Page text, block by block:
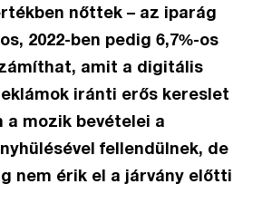
nőttek – az iparág
2022-ben pedig 6,7%-os
amit a digitális
iránti erős kereslet
a mozik bevételei a
fellendülnek, de
nem érik el a járvány előtti